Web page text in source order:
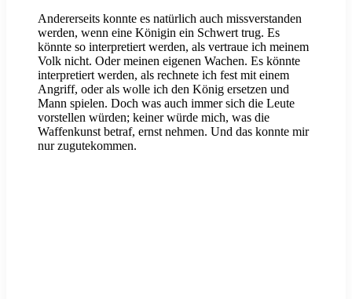
Andererseits konnte es natürlich auch missverstanden
werden, wenn eine Königin ein Schwert trug. Es
könnte so interpretiert werden, als vertraue ich meinem
Volk nicht. Oder meinen eigenen Wachen. Es könnte
interpretiert werden, als rechnete ich fest mit einem
Angriff, oder als wolle ich den König ersetzen und
Mann spielen. Doch was auch immer sich die Leute
vorstellen würden; keiner würde mich, was die
Waffenkunst betraf, ernst nehmen. Und das konnte mir
nur zugutekommen.